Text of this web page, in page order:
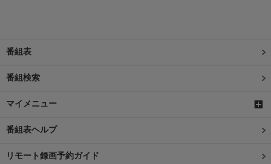
番組表
番組検索
マイメニュー
番組表ヘルプ
リモート録画予約ガイド